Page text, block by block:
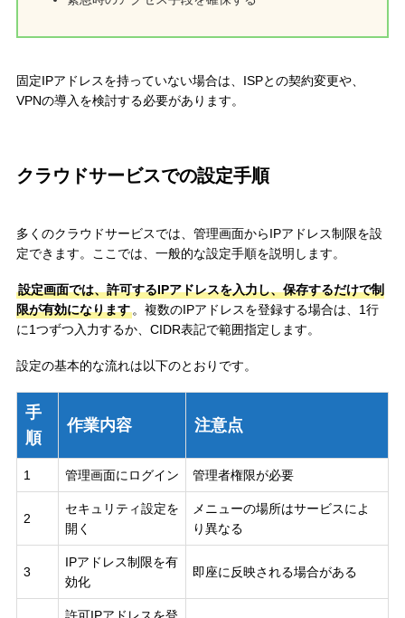
固定IPアドレスを持っていない場合は、ISPとの契約変更や、
VPNの導入を検討する必要があります。
クラウドサービスでの設定手順
多くのクラウドサービスでは、管理画面からIPアドレス制限を設
定できます。ここでは、一般的な設定手順を説明します。
設定画面では、許可するIPアドレスを入力し、保存するだけで制
限が有効になります。複数のIPアドレスを登録する場合は、1行
に1つずつ入力するか、CIDR表記で範囲指定します。
設定の基本的な流れは以下のとおりです。
手
順
作業内容 注意点
1 管理画面にログイン 管理者権限が必要
2
セキュリティ設定を
開く
メニューの場所はサービスによ
り異なる
3
IPアドレス制限を有
効化
即座に反映される場合がある